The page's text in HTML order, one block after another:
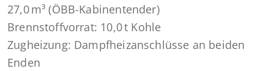
27,0 m³ (ÖBB-Kabinentender)
Brennstoffvorrat: 10,0 t Kohle
Zugheizung: Dampfheizanschlüsse an beiden
Enden